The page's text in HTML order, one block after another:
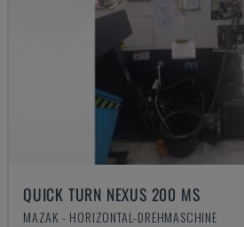
QUICK TURN NEXUS 200 MS
MAZAK - HORIZONTAL-DREHMASCHINE